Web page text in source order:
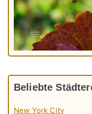
Beliebte
New York City